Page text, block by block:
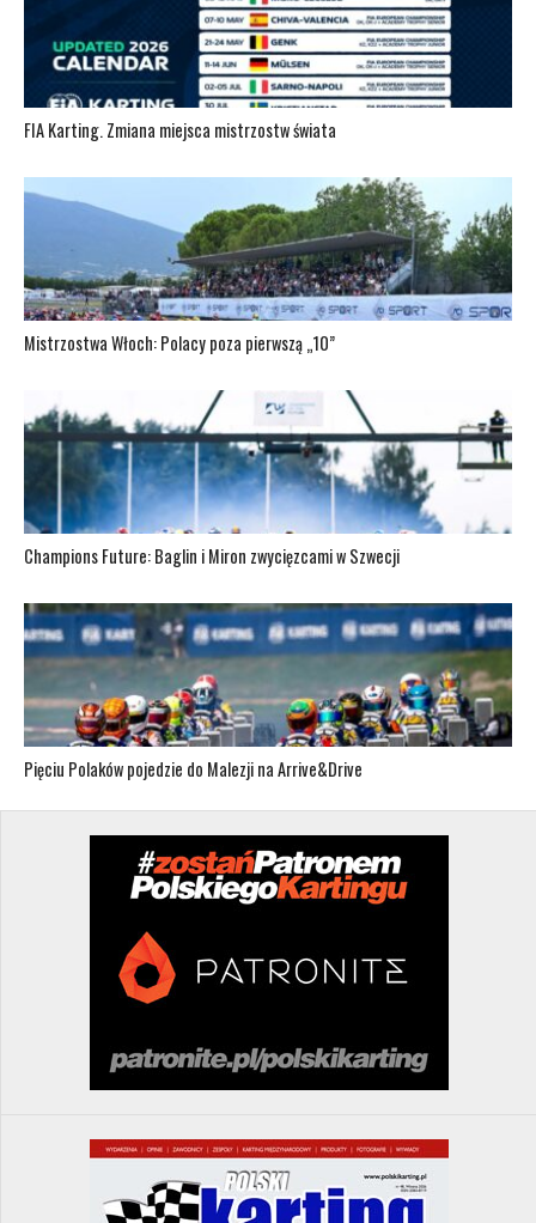
FIA Karting. Zmiana miejsca mistrzostw świata
Mistrzostwa Włoch: Polacy poza pierwszą „10”
Champions Future: Baglin i Miron zwycięzcami w Szwecji
Pięciu Polaków pojedzie do Malezji na Arrive&Drive